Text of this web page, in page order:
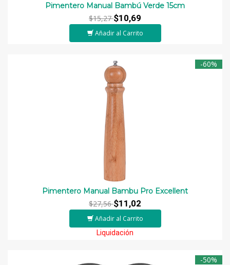
Pimentero Manual Bambú Verde 15cm
$15,27$10,69
Añadir al Carrito
-60%
Pimentero Manual Bambu Pro Excellent
$27,56$11,02
Añadir al Carrito
Liquidación
-50%